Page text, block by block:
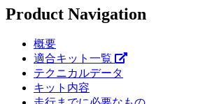
Product Navigation
概要
適合キット一覧
テクニカルデータ
キット内容